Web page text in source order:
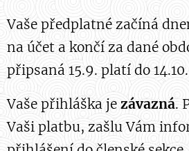
Vaše předplatné začíná
na účet a končí za dané
připsaná 15.9. platí do
Vaše přihláška je závazná.
Vaši platbu, zašlu Vám